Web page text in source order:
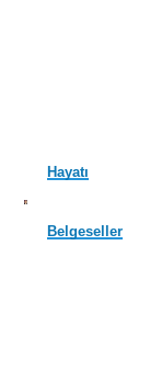
Hayatı
Belgeseller